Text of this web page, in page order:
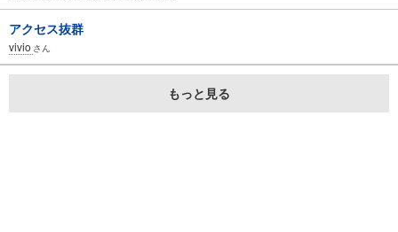
アクセス抜群
vivio さん
もっと見る